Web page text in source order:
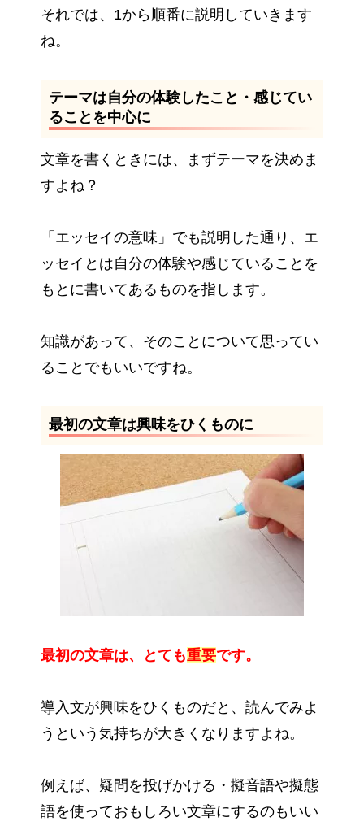
それでは、1から順番に説明していきます
ね。
テーマは自分の体験したこと・感じてい
ることを中心に
文章を書くときには、まずテーマを決めま
すよね？
「エッセイの意味」でも説明した通り、エ
ッセイとは自分の体験や感じていることを
もとに書いてあるものを指します。
知識があって、そのことについて思ってい
ることでもいいですね。
最初の文章は興味をひくものに
最初の文章は、とても重要です。
導入文が興味をひくものだと、読んでみよ
うという気持ちが大きくなりますよね。
例えば、疑問を投げかける・擬音語や擬態
語を使っておもしろい文章にするのもいい